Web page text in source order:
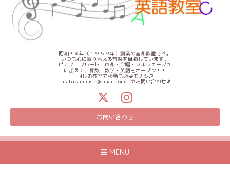
昭和３４年（１９５９年）創業の音楽教室です。
いつも心に寄り添える音楽を目指しています。
ピアノ・フルート・声楽・合唱・ソルフェージュ
に加えて、算数・数学・英語もオープン！！
同じお教室で移動も必要もナシ♫
futabakai.music@gmail.com ⇦お問い合わせ🎵
お問い合わせ
MENU